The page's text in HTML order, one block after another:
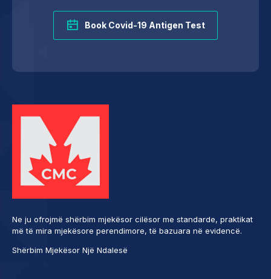
Book Covid-19 Antigen Test
Ne ju ofrojmë shërbim mjekësor cilësor me standarde, praktikat
më të mira mjekësore perendimore, të bazuara në evidencë.
Shërbim Mjekësor Një Ndalesë